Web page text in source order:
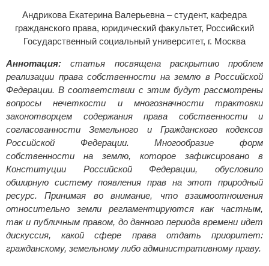
Андрикова Екатерина Валерьевна – студент, кафедра
гражданского права, юридический факультет, Российский
Государственный социальный университет, г. Москва
Аннотация: статья посвящена раскрытию проблем
реализации права собственности на землю в Российской
Федерации. В соответствии с этим будут рассмотрены
вопросы нечеткости и многозначности трактовки
законотворцем содержания права собственности и
согласованности Земельного и Гражданского кодексов
Российской Федерации. Многообразие форм
собственности на землю, которое зафиксировано в
Конституции Российской Федерации, обусловило
обширную систему появления прав на этот природный
ресурс. Принимая во внимание, что взаимоотношения
относительно земли регламентируются как частным,
так и публичным правом, до данного периода времени идет
дискуссия, какой сфере права отдать приоритет:
гражданскому, земельному либо административному праву.